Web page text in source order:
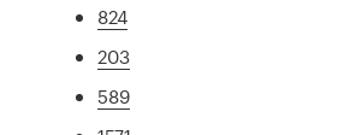
824
203
589